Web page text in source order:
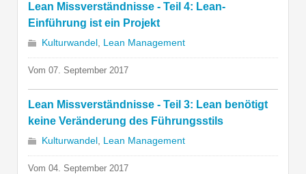
Lean Missverständnisse - Teil 4: Lean-
Einführung ist ein Projekt
Kulturwandel Lean Management
Vom 07. September 2017
Lean Missverständnisse - Teil 3: Lean benötigt
keine Veränderung des Führungsstils
Kulturwandel Lean Management
Vom 04. September 2017